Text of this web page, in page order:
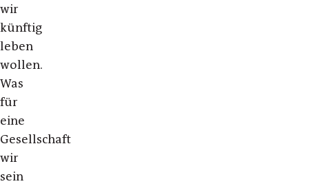
wir
künftig
leben
wollen.
Was
für
eine
Gesellschaft
wir
sein